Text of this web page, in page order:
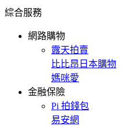
綜合服務
網路購物
露天拍賣
比比昂日本購物
媽咪愛
金融保險
Pi 拍錢包
易安網